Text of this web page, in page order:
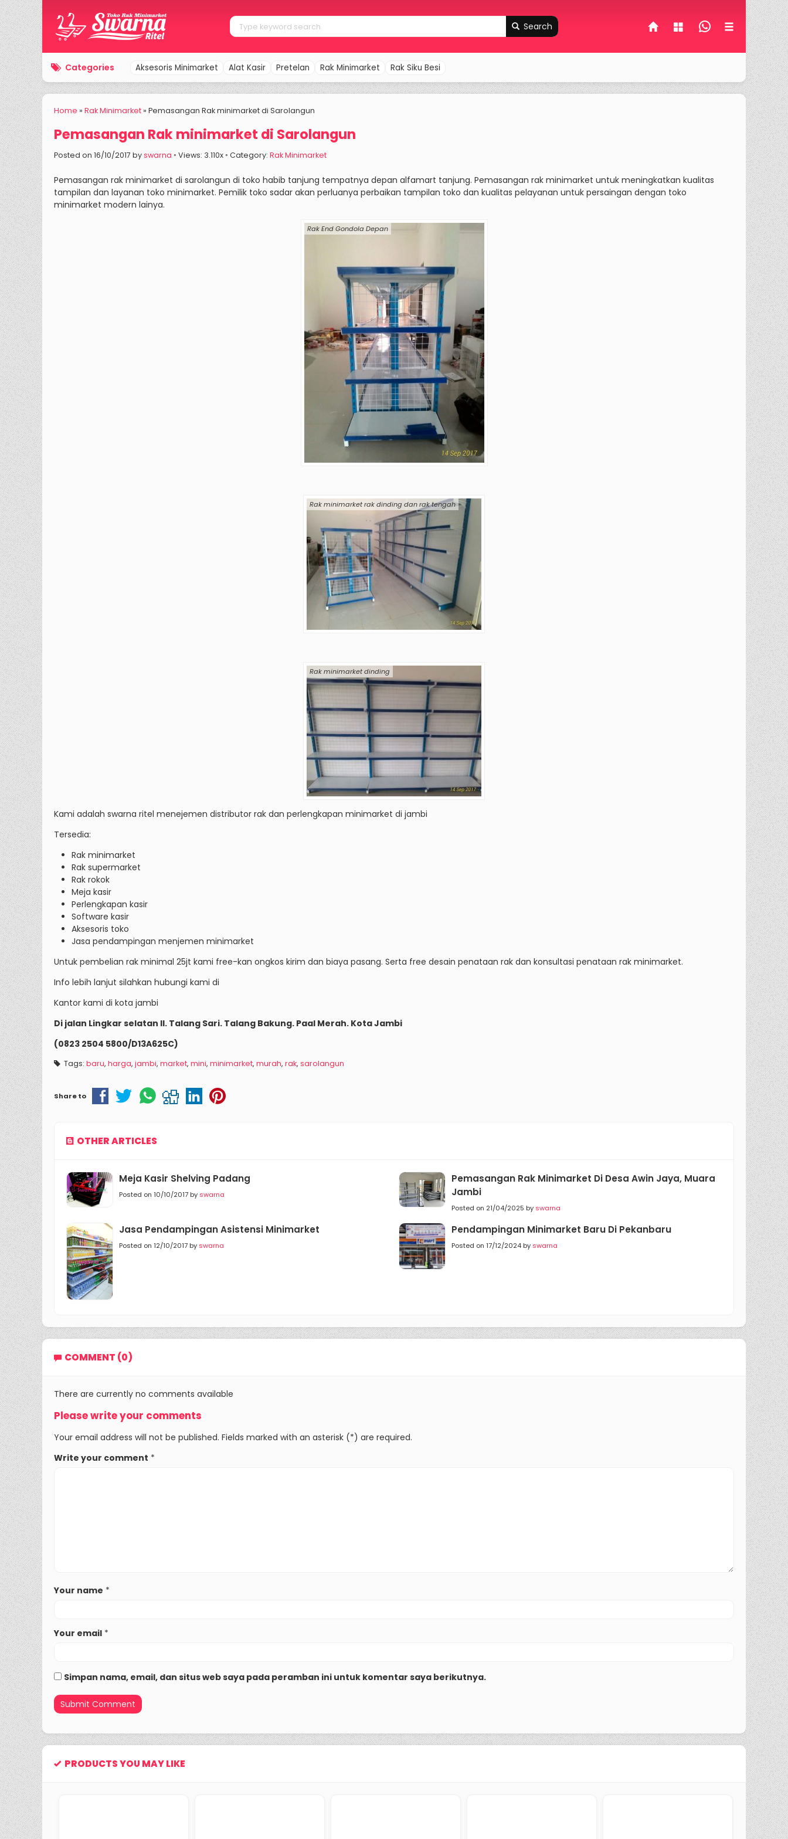
Search
Categories Aksesoris Minimarket Alat Kasir Pretelan Rak Minimarket Rak Siku Besi
Home » Rak Minimarket» Pemasangan Rak minimarket di Sarolangun
Pemasangan Rak minimarket di Sarolangun
Posted on 16/10/2017 byswarna ◦ Views: 3.110x ◦ Category: Rak Minimarket
Pemasangan rak minimarket di sarolangun di toko habib tanjung tempatnya depan alfamart tanjung. Pemasangan rak minimarket untuk meningkatkan kualitas
tampilan dan layanan toko minimarket. Pemilik toko sadar akan perluanya perbaikan tampilan toko dan kualitas pelayanan untuk persaingan dengan toko
minimarket modern lainya.
Rak End Gondola Depan
Rak minimarket rak dinding dan rak tengah
Rak minimarket dinding
Kami adalah swarna ritel menejemen distributor rak dan perlengkapan minimarket di jambi
Tersedia:
Rak minimarket
Rak supermarket
Rak rokok
Meja kasir
Perlengkapan kasir
Software kasir
Aksesoris toko
Jasa pendampingan menjemen minimarket
Untuk pembelian rak minimal 25jt kami free-kan ongkos kirim dan biaya pasang. Serta free desain penataan rak dan konsultasi penataan rak minimarket.
Info lebih lanjut silahkan hubungi kami di
Kantor kami di kota jambi
Di jalan Lingkar selatan II. Talang Sari. Talang Bakung. Paal Merah. Kota Jambi
(0823 2504 5800/D13A625C)
Tags: baru, harga, jambi, market, mini, minimarket, murah, rak, sarolangun
Share to
OTHER ARTICLES
Meja Kasir Shelving Padang
Posted on 10/10/2017 by swarna
Pemasangan Rak Minimarket Di Desa Awin Jaya, Muara
Jambi
Posted on 21/04/2025 by swarna
Jasa Pendampingan Asistensi Minimarket
Posted on 12/10/2017 by swarna
Pendampingan Minimarket Baru Di Pekanbaru
Posted on 17/12/2024 by swarna
COMMENT (0)
There are currently no comments available
Please write your comments
Your email address will not be published. Fields marked with an asterisk (*) are required.
Write your comment *
Your name *
Your email *
Simpan nama, email, dan situs web saya pada peramban ini untuk komentar saya berikutnya.
PRODUCTS YOU MAY LIKE